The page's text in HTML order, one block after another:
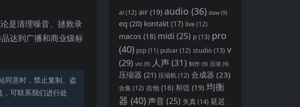
是清理噪音、拯救录
达到广播和商业级标
同意时，禁止复制、盗
可联系我们进行处
ai (12) air (19) audio (36) daw (9)
eq (20) kontakt (17) live (12)
macos (18) midi (25) p (13) pro
(40) psp (11) pulsar(12) studio (13) v
(29) vst (9) 人声(31) 制作 (9) 压缩 (9)
压缩器 (21) 压缩机(12) 合成器 (23)
合集(12) 吉他 (16) 和弦 (19) 均衡
器 (40) 声音(25) 失真(14) 延迟